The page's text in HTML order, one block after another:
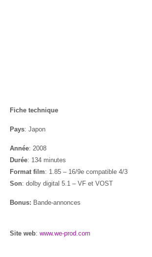
Fiche technique
Pays: Japon
Année: 2008
Durée: 134 minutes
Format film: 1.85 – 16/9e compatible 4/3
Son: dolby digital 5.1 – VF et VOST
Bonus: Bande-annonces
Site web: www.we-prod.com